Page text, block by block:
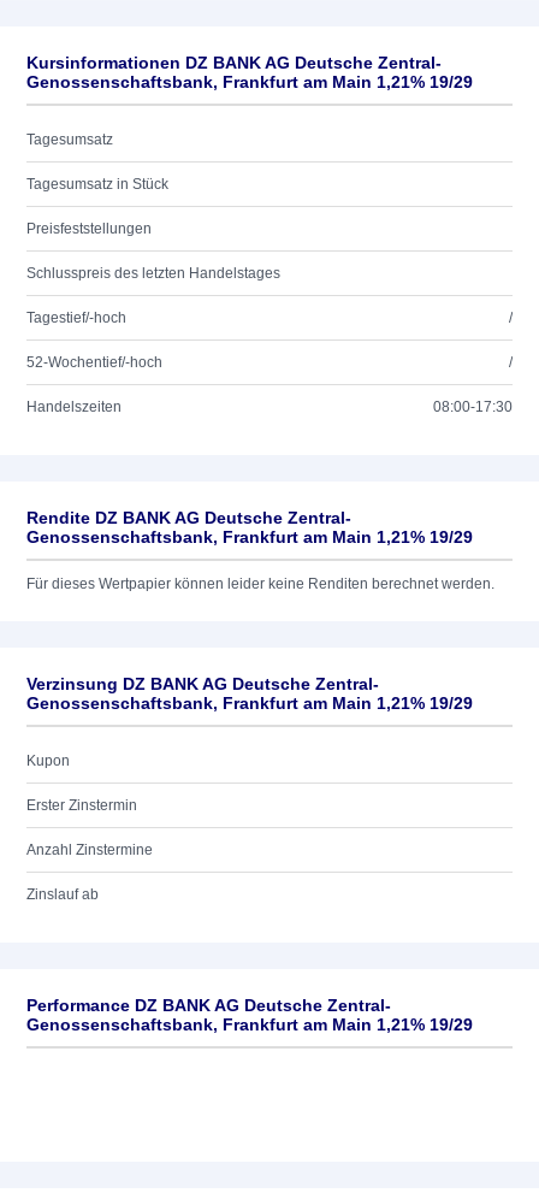
Kursinformationen DZ BANK AG Deutsche Zentral-
Genossenschaftsbank, Frankfurt am Main 1,21% 19/29
Tagesumsatz
Tagesumsatz in Stück
Preisfeststellungen
Schlusspreis des letzten Handelstages
Tagestief/-hoch /
52-Wochentief/-hoch /
Handelszeiten 08:00-17:30
Rendite DZ BANK AG Deutsche Zentral-
Genossenschaftsbank, Frankfurt am Main 1,21% 19/29
Für dieses Wertpapier können leider keine Renditen berechnet werden.
Verzinsung DZ BANK AG Deutsche Zentral-
Genossenschaftsbank, Frankfurt am Main 1,21% 19/29
Kupon
Erster Zinstermin
Anzahl Zinstermine
Zinslauf ab
Performance DZ BANK AG Deutsche Zentral-
Genossenschaftsbank, Frankfurt am Main 1,21% 19/29